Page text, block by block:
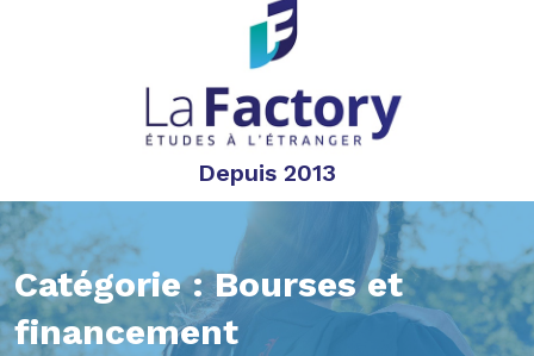
Depuis 2013
Catégorie :Bourses et
financement